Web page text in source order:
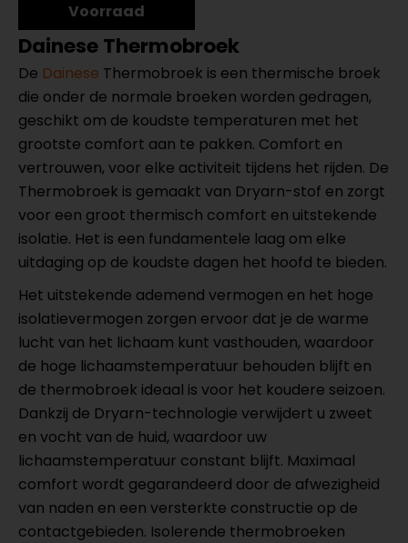
Voorraad
Dainese Thermobroek
De Dainese Thermobroek is een thermische broek
die onder de normale broeken worden gedragen,
geschikt om de koudste temperaturen met het
grootste comfort aan te pakken. Comfort en
vertrouwen, voor elke activiteit tijdens het rijden. De
Thermobroek is gemaakt van Dryarn-stof en zorgt
voor een groot thermisch comfort en uitstekende
isolatie. Het is een fundamentele laag om elke
uitdaging op de koudste dagen het hoofd te bieden.
Het uitstekende ademend vermogen en het hoge
isolatievermogen zorgen ervoor dat je de warme
lucht van het lichaam kunt vasthouden, waardoor
de hoge lichaamstemperatuur behouden blijft en
de thermobroek ideaal is voor het koudere seizoen.
Dankzij de Dryarn-technologie verwijdert u zweet
en vocht van de huid, waardoor uw
lichaamstemperatuur constant blijft. Maximaal
comfort wordt gegarandeerd door de afwezigheid
van naden en een versterkte constructie op de
contactgebieden. Isolerende thermobroeken